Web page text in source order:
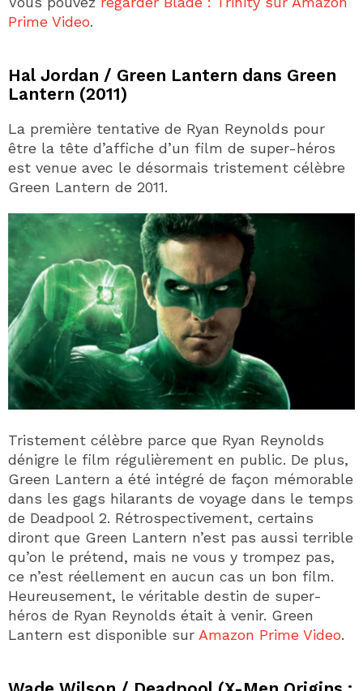
Prime Video.
Hal Jordan / Green Lantern dans Green
Lantern (2011)
La première tentative de Ryan Reynolds pour
être la tête d’affiche d’un film de super-héros
est venue avec le désormais tristement célèbre
Green Lantern de 2011.
Tristement célèbre parce que Ryan Reynolds
dénigre le film régulièrement en public. De plus,
Green Lantern a été intégré de façon mémorable
dans les gags hilarants de voyage dans le temps
de Deadpool 2. Rétrospectivement, certains
diront que Green Lantern n’est pas aussi terrible
qu’on le prétend, mais ne vous y trompez pas,
ce n’est réellement en aucun cas un bon film.
Heureusement, le véritable destin de super-
héros de Ryan Reynolds était à venir. Green
Lantern est disponible sur Amazon Prime Video.